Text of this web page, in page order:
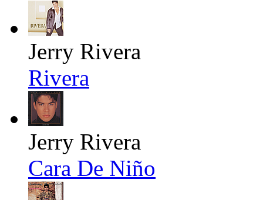
Jerry Rivera
Rivera
Jerry Rivera
Cara De Niño